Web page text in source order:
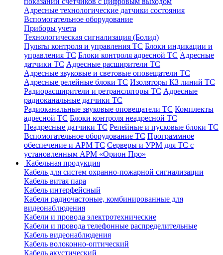
Адресные технологические датчики состояния
Вспомогательное оборудование
Приборы учета
Технологическая сигнализация (Болид)
Пульты контроля и управления ТС Блоки индикации и
управления ТС Блоки контроля адресной ТС Адресные
датчики ТС Адресные расширители ТС
Адресные звуковые и световые оповещатели ТС
Адресные релейные блоки ТС Изоляторы КЗ линий ТС
Радиорасширители и ретрансляторы ТС Адресные
радиоканальные датчики ТС
Радиоканальные звуковые оповещатели ТС Комплекты
адресной ТС Блоки контроля неадресной ТС
Неадресные датчики ТС Релейные и пусковые блоки ТС
Вспомогательное оборудование ТС Программное
обеспечение и АРМ ТС Серверы и УРМ для ТС с
установленным АРМ «Орион Про»
Кабельная продукция
Кабель для систем охранно-пожарной сигнализации
Кабель витая пара
Кабель интерфейсный
Кабели радиочастоные, комбинированные для
видеонаблюдения
Кабели и провода электротехнические
Кабели и провода телефонные распределительные
Кабель видеонаблюдения
Кабель волоконно-оптический
Кабель акустический